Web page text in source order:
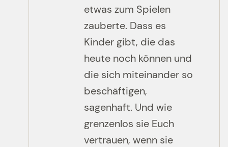
etwas zum Spielen
zauberte. Dass es
Kinder gibt, die das
heute noch können und
die sich miteinander so
beschäftigen,
sagenhaft. Und wie
grenzenlos sie Euch
vertrauen, wenn sie